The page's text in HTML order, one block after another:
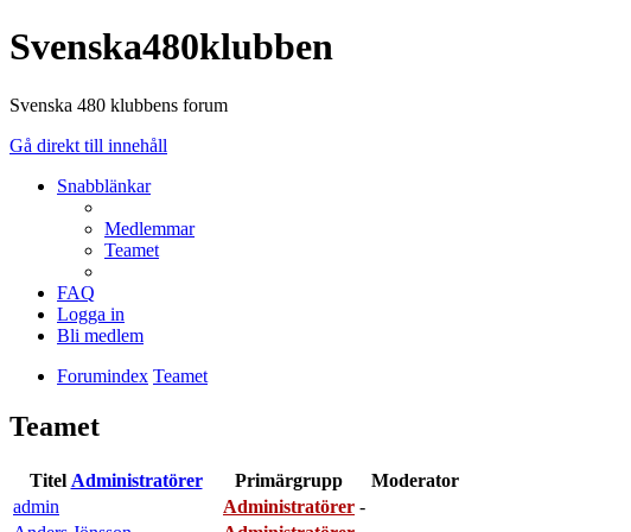
Svenska480klubben
Svenska 480 klubbens forum
Gå direkt till innehåll
Snabblänkar
Medlemmar
Teamet
FAQ
Logga in
Bli medlem
Forumindex Teamet
Teamet
Titel Administratörer Primärgrupp
Moderator
admin
Administratörer -